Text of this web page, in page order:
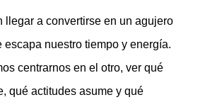
llegar a convertirse en un agujero
escapa nuestro tiempo y energía.
centrarnos en el otro, ver qué
qué actitudes asume y qué